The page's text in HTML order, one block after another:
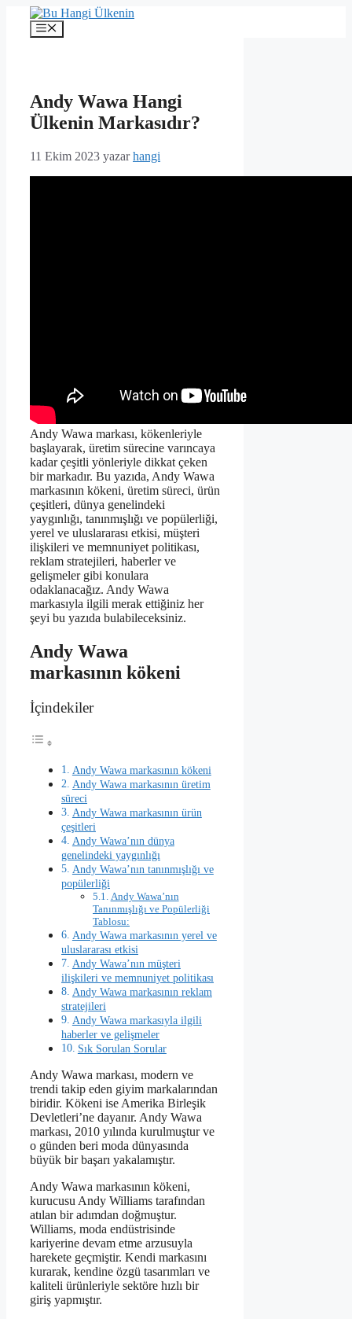
İçeriğe
Menü
Andy Wawa Hangi
Ülkenin Markasıdır?
11 Ekim 2023 yazarhangi
Andy Wawa markası, kökenleriyle
başlayarak, üretim sürecine varıncaya
kadar çeşitli yönleriyle dikkat çeken
bir markadır. Bu yazıda, Andy Wawa
markasının kökeni, üretim süreci, ürün
çeşitleri, dünya genelindeki
yaygınlığı, tanınmışlığı ve popülerliği,
yerel ve uluslararası etkisi, müşteri
ilişkileri ve memnuniyet politikası,
reklam stratejileri, haberler ve
gelişmeler gibi konulara
odaklanacağız. Andy Wawa
markasıyla ilgili merak ettiğiniz her
şeyi bu yazıda bulabileceksiniz.
Andy Wawa
markasının kökeni
İçindekiler
Andy Wawa markasının kökeni
Andy Wawa markasının üretim
süreci
Andy Wawa markasının ürün
çeşitleri
Andy Wawa’nın dünya
genelindeki yaygınlığı
Andy Wawa’nın tanınmışlığı ve
popülerliği
Andy Wawa’nın
Tanınmışlığı ve Popülerliği
Tablosu:
Andy Wawa markasının yerel ve
uluslararası etkisi
Andy Wawa’nın müşteri
ilişkileri ve memnuniyet politikası
Andy Wawa markasının reklam
stratejileri
Andy Wawa markasıyla ilgili
haberler ve gelişmeler
Sık Sorulan Sorular
Andy Wawa markası, modern ve
trendi takip eden giyim markalarından
biridir. Kökeni ise Amerika Birleşik
Devletleri’ne dayanır. Andy Wawa
markası, 2010 yılında kurulmuştur ve
o günden beri moda dünyasında
büyük bir başarı yakalamıştır.
Andy Wawa markasının kökeni,
kurucusu Andy Williams tarafından
atılan bir adımdan doğmuştur.
Williams, moda endüstrisinde
kariyerine devam etme arzusuyla
harekete geçmiştir. Kendi markasını
kurarak, kendine özgü tasarımları ve
kaliteli ürünleriyle sektöre hızlı bir
giriş yapmıştır.